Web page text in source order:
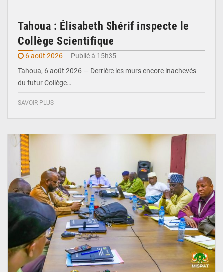
Tahoua : Élisabeth Shérif inspecte le
Collège Scientifique
6 août 2026
Publié à 15h35
Tahoua, 6 août 2026 — Derrière les murs encore inachevés
du futur Collège…
SAVOIR PLUS